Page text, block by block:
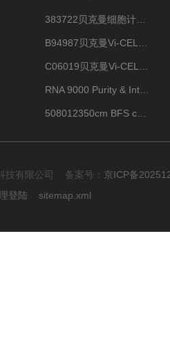
技有限公司 备案号： 京ICP备
登陆 sitemap.xml